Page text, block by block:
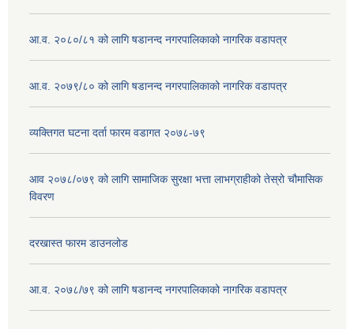
आ.व. २०८०/८१ को लागि षडानन्द नगरपालिकाको नागरिक वडापत्र
आ.व. २०७९/८० को लागि षडानन्द नगरपालिकाको नागरिक वडापत्र
व्यक्तिगत घटना दर्ता फारम वडागत २०७८-७९
आव २०७८/०७९ को लागि सामाजिक सुरक्षा भत्ता लाभग्राहीको तेस्रो चौमासिक
विवरण
दरखास्त फारम डाउनलोड
आ.व. २०७८/७९ को लागि षडानन्द नगरपालिकाको नागरिक वडापत्र